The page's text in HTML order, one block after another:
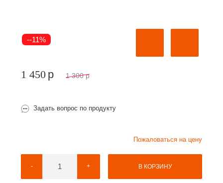
--11%
1 450 p 1 300 p
Задать вопрос по продукту
Пожаловаться на цену
- + В КОРЗИНУ